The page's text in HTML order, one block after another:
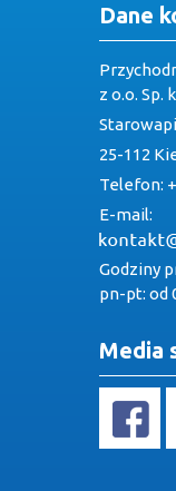
Dane
z o.o. Sp.
25-112
Telefon:
E-mail:
Godziny
pn-pt: od
Media